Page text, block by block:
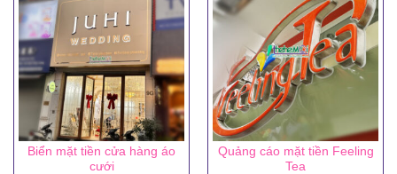
Biển mặt tiền cửa hàng áo
cưới
Quảng cáo mặt tiền Feeling
Tea